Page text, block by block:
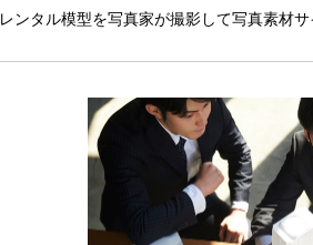
レンタル模型を写真家が撮影して写真素材